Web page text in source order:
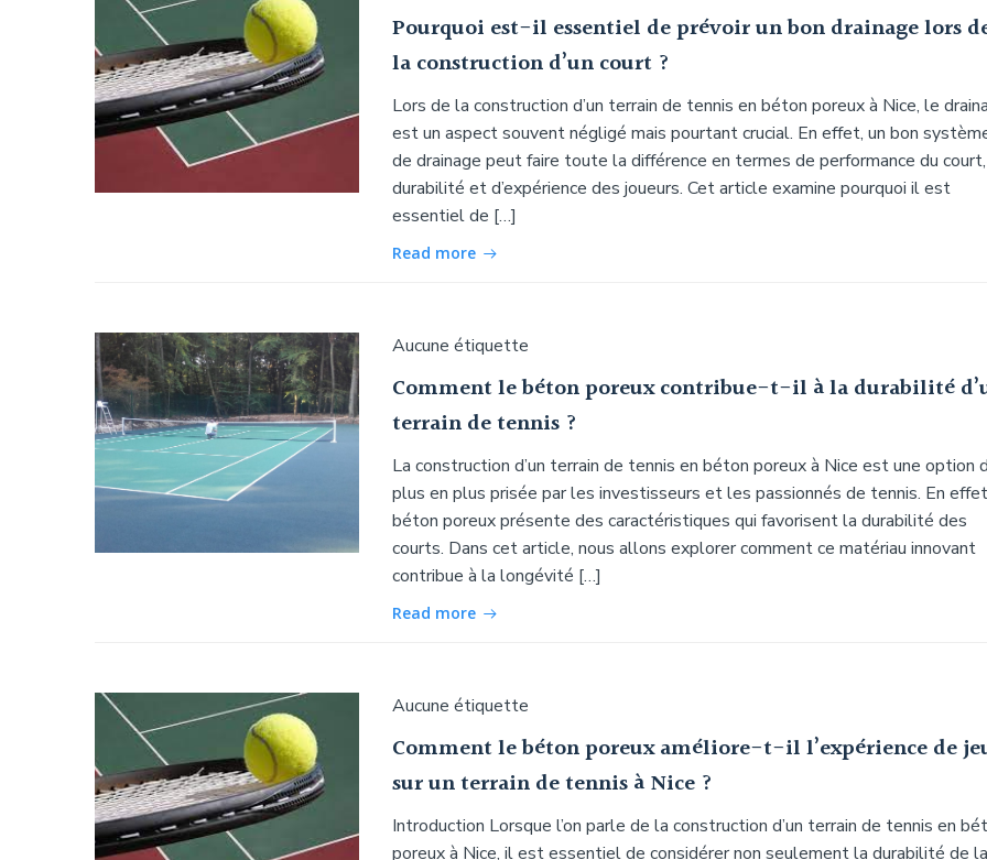
Pourquoi est-il essentiel de prévoir un bon drainage lors
la construction d’un court ?
Lors de la construction d’un terrain de tennis en béton poreux à Nice, le
est un aspect souvent négligé mais pourtant crucial. En effet, un bon
de drainage peut faire toute la différence en termes de performance du
durabilité et d’expérience des joueurs. Cet article examine pourquoi il est
essentiel de […]
Read more
Aucune étiquette
Comment le béton poreux contribue-t-il à la durabilité
terrain de tennis ?
La construction d’un terrain de tennis en béton poreux à Nice est une option
plus en plus prisée par les investisseurs et les passionnés de tennis. En
béton poreux présente des caractéristiques qui favorisent la durabilité des
courts. Dans cet article, nous allons explorer comment ce matériau innovant
contribue à la longévité […]
Read more
Aucune étiquette
Comment le béton poreux améliore-t-il l’expérience de
sur un terrain de tennis à Nice ?
Introduction Lorsque l’on parle de la construction d’un terrain de tennis en
poreux à Nice, il est essentiel de considérer non seulement la durabilité de la